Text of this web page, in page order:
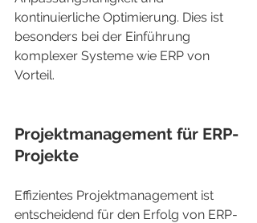
kontinuierliche Optimierung. Dies ist
besonders bei der Einführung
komplexer Systeme wie ERP von
Vorteil.
Projektmanagement für ERP-
Projekte
Effizientes Projektmanagement ist
entscheidend für den Erfolg von ERP-